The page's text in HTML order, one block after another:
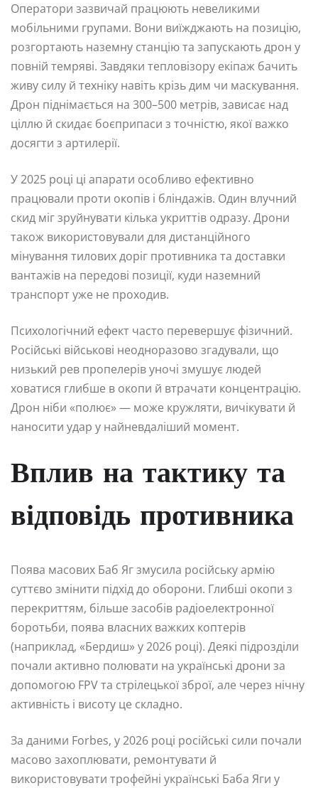
Оператори зазвичай працюють невеликими
мобільними групами. Вони виїжджають на позицію,
розгортають наземну станцію та запускають дрон у
повній темряві. Завдяки тепловізору екіпаж бачить
живу силу й техніку навіть крізь дим чи маскування.
Дрон піднімається на 300–500 метрів, зависає над
ціллю й скидає боєприпаси з точністю, якої важко
досягти з артилерії.
У 2025 році ці апарати особливо ефективно
працювали проти окопів і бліндажів. Один влучний
скид міг зруйнувати кілька укриттів одразу. Дрони
також використовували для дистанційного
мінування тилових доріг противника та доставки
вантажів на передові позиції, куди наземний
транспорт уже не проходив.
Психологічний ефект часто перевершує фізичний.
Російські військові неодноразово згадували, що
низький рев пропелерів уночі змушує людей
ховатися глибше в окопи й втрачати концентрацію.
Дрон ніби «полює» — може кружляти, вичікувати й
наносити удар у найневдаліший момент.
Вплив на тактику та
відповідь противника
Поява масових Баб Яг змусила російську армію
суттєво змінити підхід до оборони. Глибші окопи з
перекриттям, більше засобів радіоелектронної
боротьби, поява власних важких коптерів
(наприклад, «Бердиш» у 2026 році). Деякі підрозділи
почали активно полювати на українські дрони за
допомогою FPV та стрілецької зброї, але через нічну
активність і висоту це складно.
За даними Forbes, у 2026 році російські сили почали
масово захоплювати, ремонтувати й
використовувати трофейні українські Баба Яги у